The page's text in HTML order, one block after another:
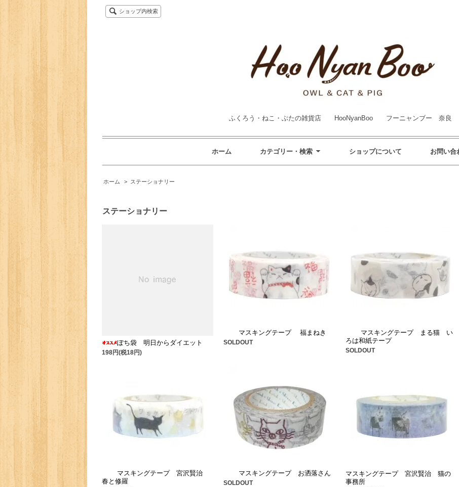
ショップ内検索
ふくろう・ねこ・ぶたの雑貨店 HooNyanBoo フーニャンブー 奈良
ホーム カテゴリー・検索 ショップについて お問い合
ホーム > ステーショナリー
ステーショナリー
ぽち袋 明日からダイエット
198円(税18円)
マスキングテープ 福まねき
SOLDOUT
マスキングテープ まる猫 い
ろは和紙テープ
SOLDOUT
マスキングテープ 宮沢賢治
春と修羅
マスキングテープ お洒落さん
SOLDOUT
マスキングテープ 宮沢賢治 猫の
事務所